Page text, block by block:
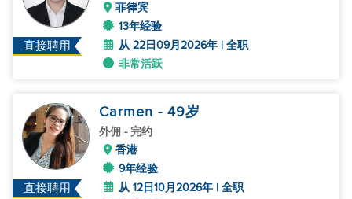
直接聘用
菲律宾
13年经验
从 22日09月2026年 | 全职
非常活跃
直接聘用
Carmen - 49岁
外佣 - 完约
香港
9年经验
从 12日10月2026年 | 全职